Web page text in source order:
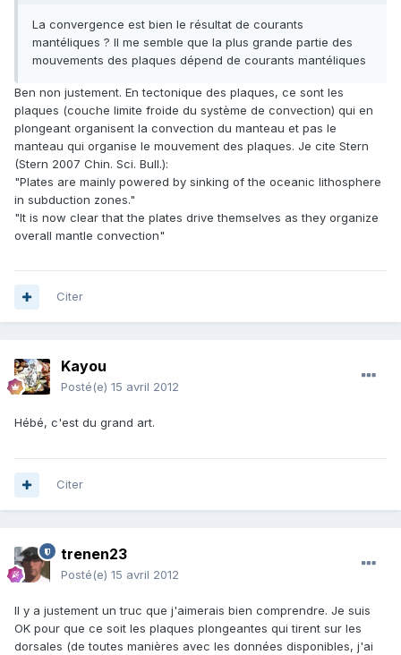
La convergence est bien le résultat de courants
mantéliques ? Il me semble que la plus grande partie des
mouvements des plaques dépend de courants mantéliques
Ben non justement. En tectonique des plaques, ce sont les
plaques (couche limite froide du système de convection) qui en
plongeant organisent la convection du manteau et pas le
manteau qui organise le mouvement des plaques. Je cite Stern
(Stern 2007 Chin. Sci. Bull.):
"Plates are mainly powered by sinking of the oceanic lithosphere
in subduction zones."
"It is now clear that the plates drive themselves as they organize
overall mantle convection"
Citer
Kayou
Posté(e) 15 avril 2012
Hébé, c'est du grand art.
Citer
trenen23
Posté(e) 15 avril 2012
Il y a justement un truc que j'aimerais bien comprendre. Je suis
OK pour que ce soit les plaques plongeantes qui tirent sur les
dorsales (de toutes manières avec les données disponibles, j'ai